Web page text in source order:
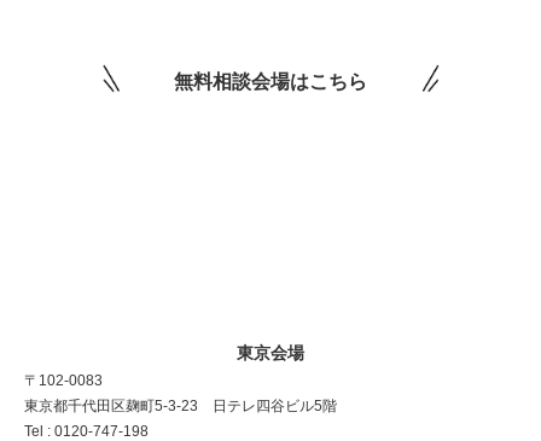
無料相談会場はこちら
東京会場
〒102-0083
東京都千代田区麹町5-3-23 日テレ四谷ビル5階
Tel : 0120-747-198